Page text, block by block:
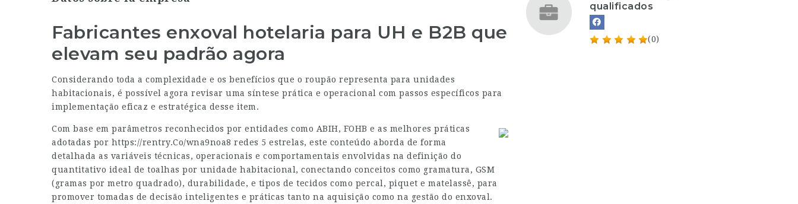
Fabricantes enxoval hotelaria para UH e B2B que
elevam seu padrão agora
Considerando toda a complexidade e os benefícios que o roupão representa para unidades
habitacionais, é possível agora revisar uma síntese prática e operacional com passos específicos para
implementação eficaz e estratégica desse item.
Com base em parâmetros reconhecidos por entidades como ABIH, FOHB e as melhores práticas
adotadas por https://rentry.Co/wna9noa8 redes 5 estrelas, este conteúdo aborda de forma
detalhada as variáveis técnicas, operacionais e comportamentais envolvidas na definição do
quantitativo ideal de toalhas por unidade habitacional, conectando conceitos como gramatura, GSM
(gramas por metro quadrado), durabilidade, e tipos de tecidos como percal, piquet e matelassê, para
promover tomadas de decisão inteligentes e práticas tanto na aquisição como na gestão do enxoval.
qualificados
(0)